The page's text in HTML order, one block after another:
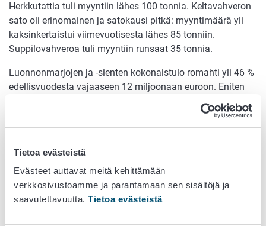
Tietoa evästeistä
Evästeet auttavat meitä kehittämään
verkkosivustoamme ja parantamaan sen sisältöjä ja
saavutettavuutta. Tietoa evästeistä
Herkkutattia tuli myyntiin lähes 100 tonnia. Keltavahveron
sato oli erinomainen ja satokausi pitkä: myyntimäärä yli
kaksinkertaistui viimevuotisesta lähes 85 tonniin.
Suppilovahveroa tuli myyntiin runsaat 35 tonnia.
Luonnonmarjojen ja -sienten kokonaistulo romahti yli 46 %
edellisvuodesta vajaaseen 12 miljoonaan euroon. Eniten
väheni luonnonmarjojen poimintatulo. Vuosittain
vaihtelevan satotason lisäksi tähän vaikutti ulkomaisten
marjanpoimijoiden määrän väheneminen puoleen
vastaustietoja.
Luomukeruualueita enemmän kuin
ennen